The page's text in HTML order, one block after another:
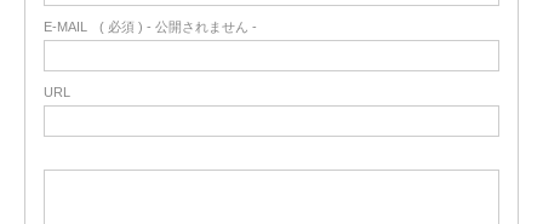
E-MAIL ( 必須 ) - 公開されません -
URL